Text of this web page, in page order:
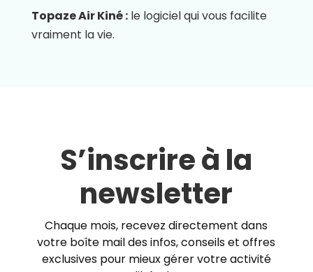
Topaze Air Kiné : le logiciel qui vous facilite
vraiment la vie.
S’inscrire à la
newsletter
Chaque mois, recevez directement dans
votre boîte mail des infos, conseils et offres
exclusives pour mieux gérer votre activité